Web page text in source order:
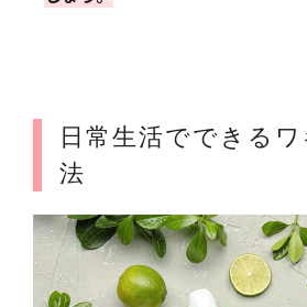
日常生活でできる
法